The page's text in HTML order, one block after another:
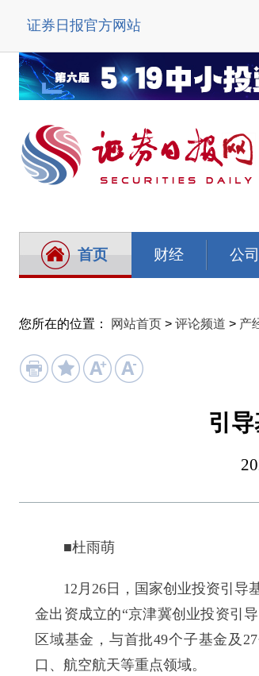
证券日报官方网站
首页 财经 公司
您所在的位置： 网站首页 > 评论频道 > 产
引
■杜雨萌
12月26日，国家创业投资引导基
金出资成立的“京津冀创业投资引
区域基金，与首批49个子基金及
口、航空航天等重点领域。